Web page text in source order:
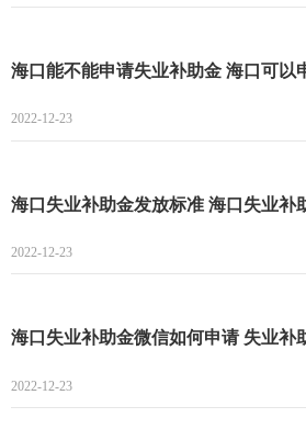
海口能不能申请失业补助金 海口可以
2022-12-23
海口失业补助金发放标准 海口失业补
2022-12-23
海口失业补助金微信如何申请 失业补
2022-12-23